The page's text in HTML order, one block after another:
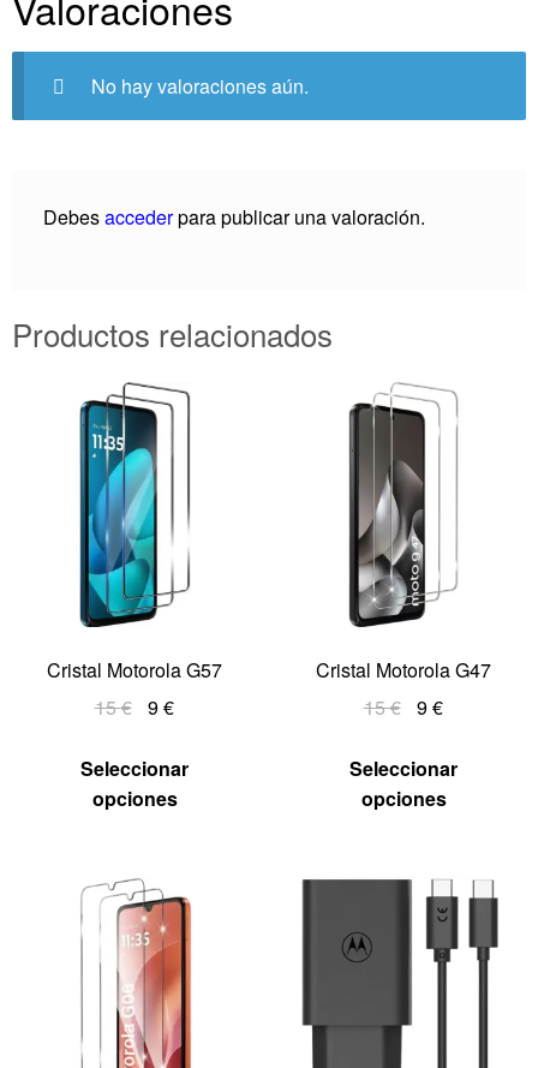
No hay valoraciones aún.
Debesaccederpara publicar una valoración.
Productos relacionados
Cristal Motorola G57
15€ 9€
Seleccionar
opciones
Cristal Motorola G47
15€ 9€
Seleccionar
opciones